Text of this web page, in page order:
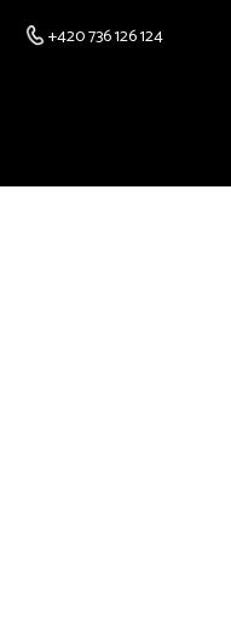
+420 736 126 124